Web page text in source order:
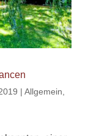
| Allgemein